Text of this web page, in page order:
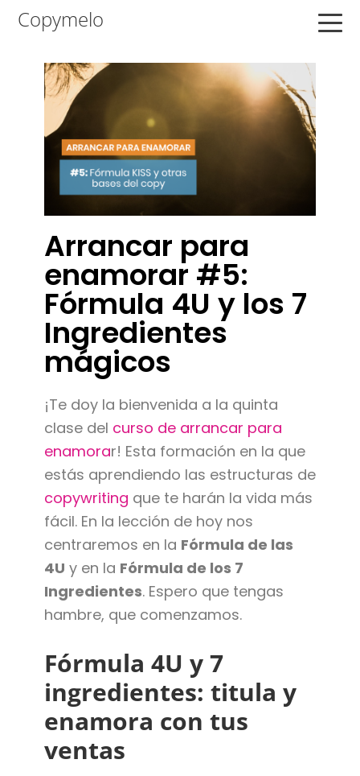
Saltar
navegación
principal
Saltar
contenido
principal
Saltar
principal
Copymelo
Arrancar para
enamorar #5:
Fórmula 4U y los 7
Ingredientes
mágicos
¡Te doy la bienvenida a la quinta
clase del curso de arrancar para
enamorar! Esta formación en la que
estás aprendiendo las estructuras de
copywriting que te harán la vida más
fácil. En la lección de hoy nos
centraremos en la Fórmula de las
4U y en la Fórmula de los 7
Ingredientes. Espero que tengas
hambre, que comenzamos.
Fórmula 4U y 7
ingredientes: titula y
enamora con tus
ventas